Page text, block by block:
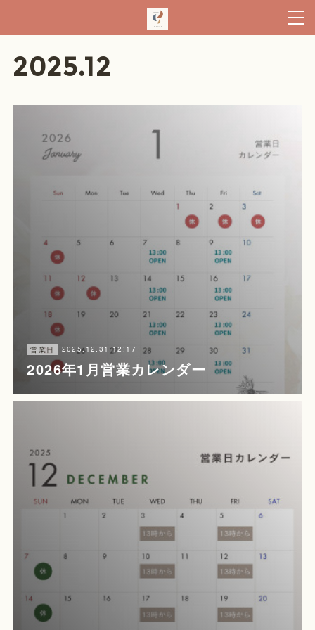
2025.12
営業日 2025.12.31 12:17
2026年1月営業カレンダー